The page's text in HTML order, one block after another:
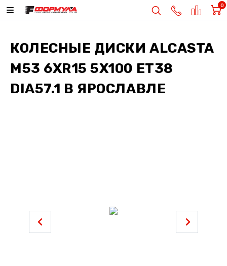
0
КОЛЕСНЫЕ ДИСКИALCASTA
M53 6XR15 5X100 ET38
DIA57.1 В ЯРОСЛАВЛЕ